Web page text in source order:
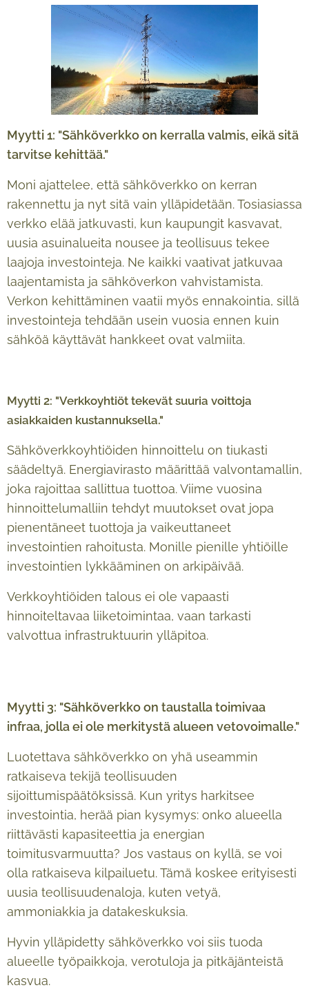
Myytti 1: "Sähköverkko on kerralla valmis, eikä sitä
tarvitse kehittää."
Moni ajattelee, että sähköverkko on kerran
rakennettu ja nyt sitä vain ylläpidetään. Tosiasiassa
verkko elää jatkuvasti, kun kaupungit kasvavat,
uusia asuinalueita nousee ja teollisuus tekee
laajoja investointeja. Ne kaikki vaativat jatkuvaa
laajentamista ja sähköverkon vahvistamista.
Verkon kehittäminen vaatii myös ennakointia, sillä
investointeja tehdään usein vuosia ennen kuin
sähköä käyttävät hankkeet ovat valmiita.
Myytti 2: "Verkkoyhtiöt tekevät suuria voittoja
asiakkaiden kustannuksella."
Sähköverkkoyhtiöiden hinnoittelu on tiukasti
säädeltyä. Energiavirasto määrittää valvontamallin,
joka rajoittaa sallittua tuottoa. Viime vuosina
hinnoittelumalliin tehdyt muutokset ovat jopa
pienentäneet tuottoja ja vaikeuttaneet
investointien rahoitusta. Monille pienille yhtiöille
investointien lykkääminen on arkipäivää.
Verkkoyhtiöiden talous ei ole vapaasti
hinnoiteltavaa liiketoimintaa, vaan tarkasti
valvottua infrastruktuurin ylläpitoa.
Myytti 3: "Sähköverkko on taustalla toimivaa
infraa, jolla ei ole merkitystä alueen vetovoimalle."
Luotettava sähköverkko on yhä useammin
ratkaiseva tekijä teollisuuden
sijoittumispäätöksissä. Kun yritys harkitsee
investointia, herää pian kysymys: onko alueella
riittävästi kapasiteettia ja energian
toimitusvarmuutta? Jos vastaus on kyllä, se voi
olla ratkaiseva kilpailuetu. Tämä koskee erityisesti
uusia teollisuudenaloja, kuten vetyä,
ammoniakkia ja datakeskuksia.
Hyvin ylläpidetty sähköverkko voi siis tuoda
alueelle työpaikkoja, verotuloja ja pitkäjänteistä
kasvua.